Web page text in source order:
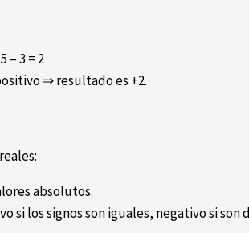
– 3 = 2
⇒ resultado es +2.
absolutos.
si los signos son iguales, negativo si son